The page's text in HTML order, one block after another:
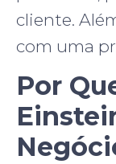
cliente.
com uma
Por